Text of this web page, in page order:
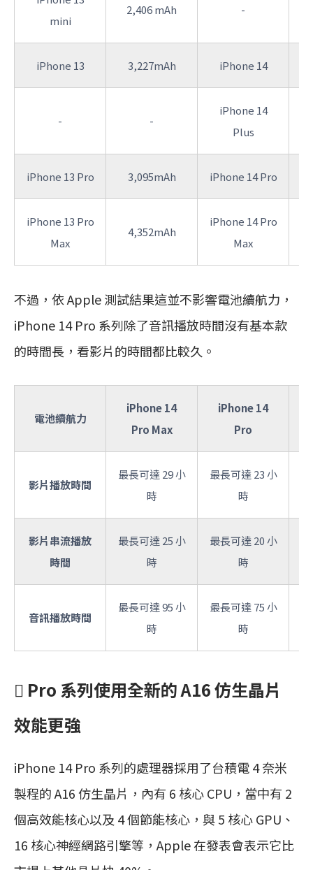
mini
2,406 mAh -
iPhone 13 3,227mAh iPhone 14
- -
iPhone 14
Plus
iPhone 13 Pro 3,095mAh iPhone 14 Pro
iPhone 13 Pro
Max
4,352mAh
iPhone 14 Pro
Max
不過，依 Apple 測試結果這並不影響電池續航力，
iPhone 14 Pro 系列除了音訊播放時間沒有基本款
的時間長，看影片的時間都比較久。
電池續航力
iPhone 14
Pro Max
iPhone 14
Pro
影片播放時間
最長可達 29 小
時
最長可達 23 小
時
影片串流播放
時間
最長可達 25 小
時
最長可達 20 小
時
音訊播放時間
最長可達 95 小
時
最長可達 75 小
時
 Pro 系列使用全新的 A16 仿生晶片
效能更強
iPhone 14 Pro 系列的處理器採用了台積電 4 奈米
製程的 A16 仿生晶片，內有 6 核心 CPU，當中有 2
個高效能核心以及 4 個節能核心，與 5 核心 GPU、
16 核心神經網路引擎等，Apple 在發表會表示它比